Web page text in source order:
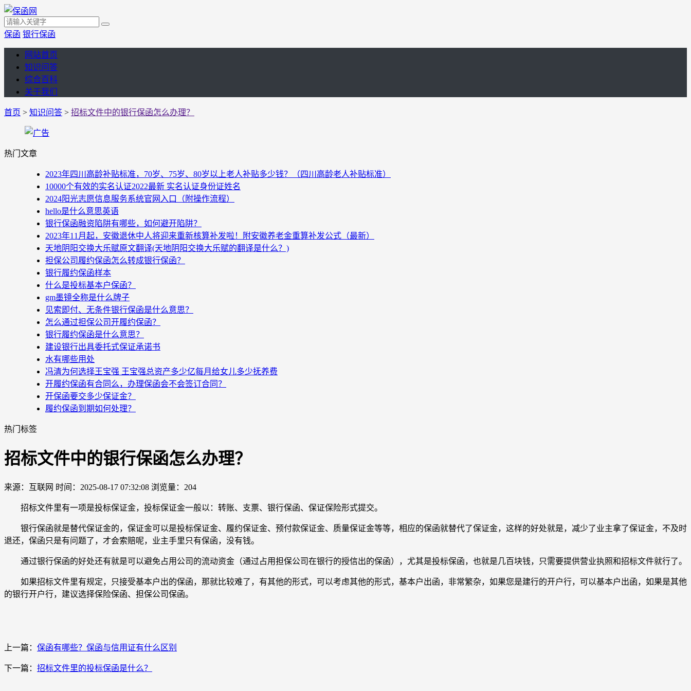
保函 银行保函
网站首页
知识问答
综合百科
关于我们
首页 > 知识问答 > 招标文件中的银行保函怎么办理？
热门文章
2023年四川高龄补贴标准，70岁、75岁、80岁以上老人补贴多少钱？（四川高龄老人补贴标准）
10000个有效的实名认证2022最新 实名认证身份证姓名
2024阳光志愿信息服务系统官网入口（附操作流程）
hello是什么意思英语
银行保函融资陷阱有哪些，如何避开陷阱？
2023年11月起，安徽退休中人将迎来重新核算补发啦！附安徽养老金重算补发公式（最新）
天地阴阳交换大乐赋原文翻译(天地阴阳交换大乐赋的翻译是什么？)
担保公司履约保函怎么转成银行保函？
银行履约保函样本
什么是投标基本户保函？
gm墨镜全称是什么牌子
见索即付、无条件银行保函是什么意思？
怎么通过担保公司开履约保函？
银行履约保函是什么意思？
建设银行出具委托式保证承诺书
水有哪些用处
冯清为何选择王宝强 王宝强总资产多少亿每月给女儿多少抚养费
开履约保函有合同么，办理保函会不会签订合同？
开保函要交多少保证金？
履约保函到期如何处理？
热门标签
招标文件中的银行保函怎么办理？
来源：互联网 时间：2025-08-17 07:32:08 浏览量：204
招标文件里有一项是投标保证金，投标保证金一般以：转账、支票、银行保函、保证保险形式提交。
银行保函就是替代保证金的，保证金可以是投标保证金、履约保证金、预付款保证金、质量保证金等等，相应的保函就替代了保证金，这样的好处就是，减少了业主拿了保证金，不及时
退还，保函只是有问题了，才会索赔呢，业主手里只有保函，没有钱。
通过银行保函的好处还有就是可以避免占用公司的流动资金（通过占用担保公司在银行的授信出的保函），尤其是投标保函，也就是几百块钱，只需要提供营业执照和招标文件就行了。
如果招标文件里有规定，只接受基本户出的保函，那就比较难了，有其他的形式，可以考虑其他的形式，基本户出函，非常繁杂，如果您是建行的开户行，可以基本户出函，如果是其他
的银行开户行，建议选择保险保函、担保公司保函。
上一篇： 保函有哪些？保函与信用证有什么区别
下一篇： 招标文件里的投标保函是什么？